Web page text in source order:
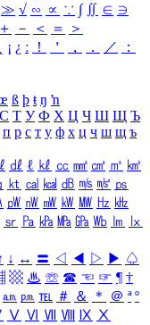
≫ √ ∽ ∝ ∵ ∫ ∬ ∈ ∋
＋ － ＜ ＝
＞
¡ ¿ ː ！ ＇ ， ． ／
：
ß þ ŧ ŋ ŉ
С Т У Ф Х Ц Ч Ш Щ Ъ
п р с т у ф х ц ч ш щ ъ
㎗ ℓ ㎘ ㏄ ㎣ ㎤ ㎥ ㎦
㏏ ㎈ ㎉ ㏈ ㎧ ㎨ ㎰
㎺ ㎻ ㎽ ㎾ ㎿ ㎐ ㎑
㏛ ㎩ ㎪ ㎫ ㎬ ㏝ ㏐
㏓
↓ ↔ 〓 ◁ ◀ ▷ ▶ ♤
▩ ♨ ☏ ☎ ☜ ☞ ¶ †
㏂ ㏘ ℡ ＃ ＆ ＊ ＠ ª º
Ⅴ Ⅵ Ⅶ Ⅷ Ⅸ Ⅹ